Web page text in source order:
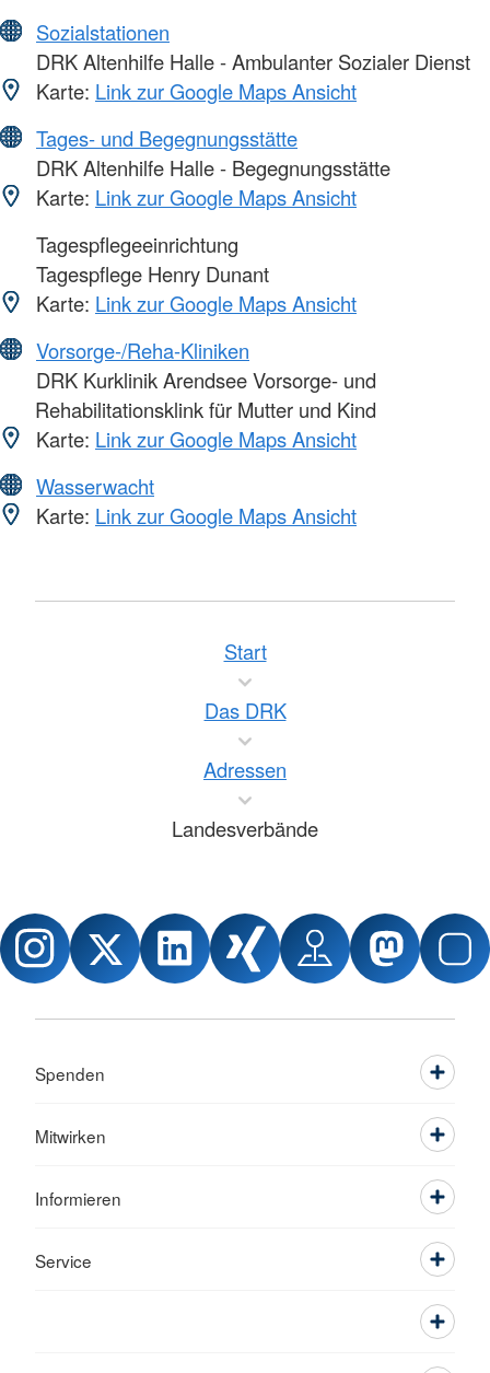
Sozialstationen
DRK Altenhilfe Halle - Ambulanter Sozialer Dienst
Karte: Link zur Google Maps Ansicht
Tages- und Begegnungsstätte
DRK Altenhilfe Halle - Begegnungsstätte
Karte: Link zur Google Maps Ansicht
Tagespflegeeinrichtung
Tagespflege Henry Dunant
Karte: Link zur Google Maps Ansicht
Vorsorge-/Reha-Kliniken
DRK Kurklinik Arendsee Vorsorge- und
Rehabilitationsklink für Mutter und Kind
Karte: Link zur Google Maps Ansicht
Wasserwacht
Karte: Link zur Google Maps Ansicht
Start
Das DRK
Adressen
Landesverbände
Spenden
Mitwirken
Informieren
Service